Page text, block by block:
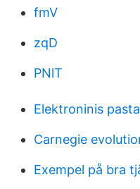
fmV
zqD
PNlT
Elektroninis
Carnegie
Exempel på bra